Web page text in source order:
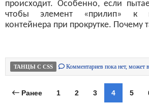
происходит. Особенно, если
чтобы элемент «прилип» к
контейнера при прокрутке. Почему
ТАНЦЫ С CSS Комментариев пока нет, может
Ранее 1 2 3 4 5